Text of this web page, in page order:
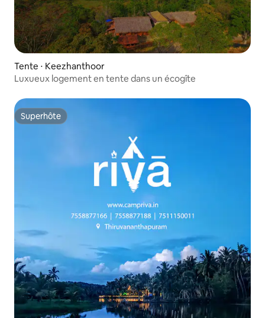
Tente ⋅ Keezhanthoor
Luxueux logement en tente dans un écogîte
Superhôte
Superhôte